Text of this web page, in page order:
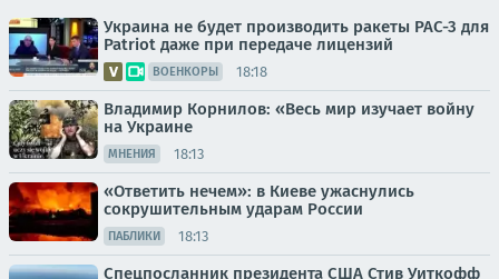
Украина не будет производить ракеты PAC-3 для
Patriot даже при передаче лицензий
ВОЕНКОРЫ 18:18
Владимир Корнилов: «Весь мир изучает войну
на Украине
МНЕНИЯ 18:13
«Ответить нечем»: в Киеве ужаснулись
сокрушительным ударам России
ПАБЛИКИ 18:13
Спецпосланник президента США Стив Уиткофф